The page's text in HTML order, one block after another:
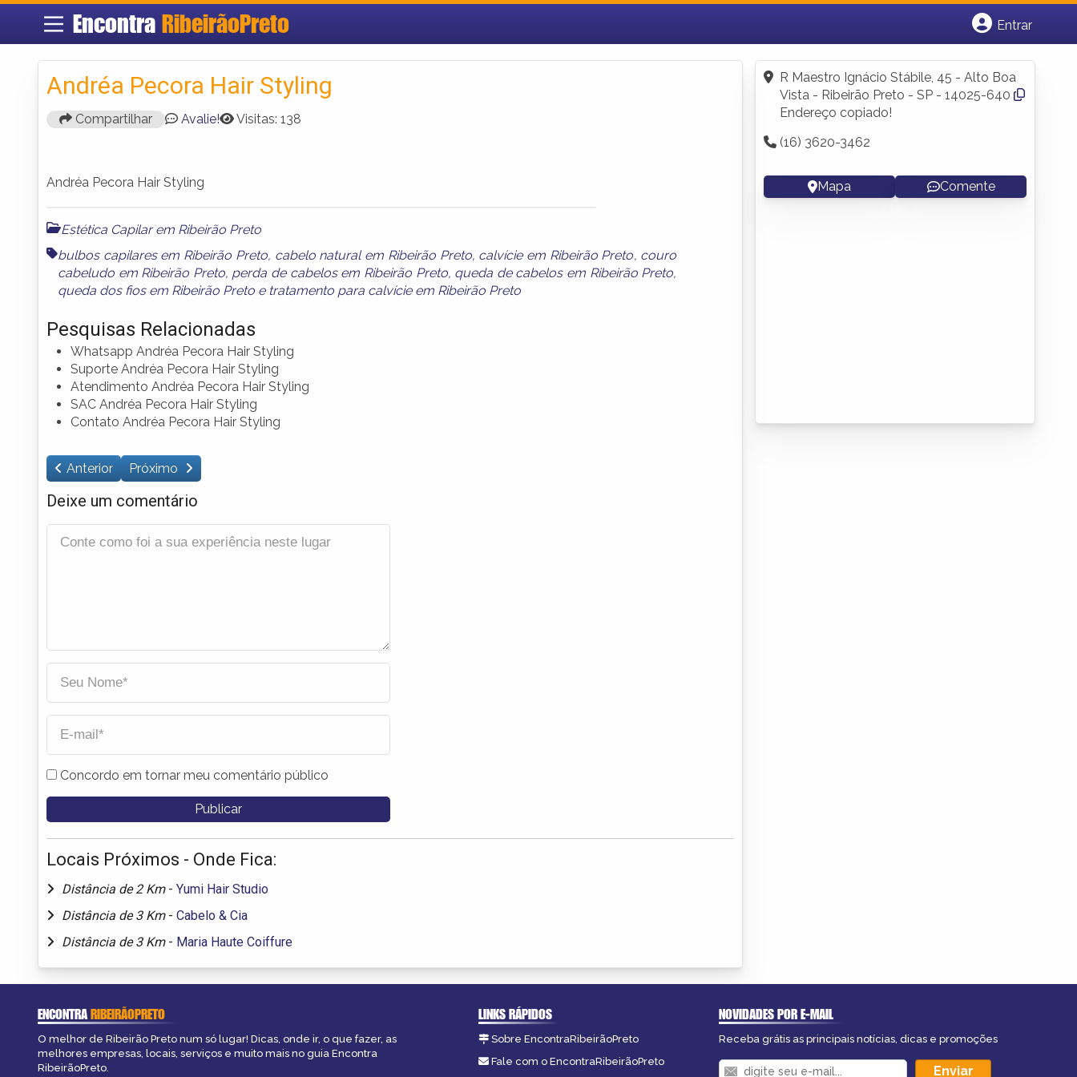
Encontra RibeirãoPreto
Entrar
Fazer login
Criar conta
Andréa Pecora Hair Styling
Compartilhar Avalie! Visitas: 138
Andréa Pecora Hair Styling
Estética Capilar em Ribeirão Preto
bulbos capilares em Ribeirão Preto, cabelo natural em Ribeirão Preto, calvície em Ribeirão Preto, couro
cabeludo em Ribeirão Preto, perda de cabelos em Ribeirão Preto, queda de cabelos em Ribeirão Preto,
queda dos fios em Ribeirão Preto e tratamento para calvície em Ribeirão Preto
Pesquisas Relacionadas
Whatsapp Andréa Pecora Hair Styling
Suporte Andréa Pecora Hair Styling
Atendimento Andréa Pecora Hair Styling
SAC Andréa Pecora Hair Styling
Contato Andréa Pecora Hair Styling
Anterior Próximo
Deixe um comentário
Concordo em tornar meu comentário público
Locais Próximos - Onde Fica:
Distância de 2 Km - Yumi Hair Studio
Distância de 3 Km - Cabelo & Cia
Distância de 3 Km - Maria Haute Coiffure
R Maestro Ignácio Stábile, 45 - Alto Boa
Vista - Ribeirão Preto - SP - 14025-640
Endereço copiado!
(16) 3620-3462
Mapa Comente
ENCONTRARIBEIRÃOPRETO
O melhor de Ribeirão Preto num só lugar! Dicas, onde ir, o que fazer, as
melhores empresas, locais, serviços e muito mais no guia Encontra
RibeirãoPreto.
LINKS RÁPIDOS
Sobre EncontraRibeirãoPreto
Fale com o EncontraRibeirãoPreto
NOVIDADES POR E-MAIL
Receba grátis as principais notícias, dicas e promoções